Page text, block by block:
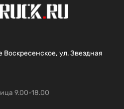
ул. Звездная
9.00-18.00